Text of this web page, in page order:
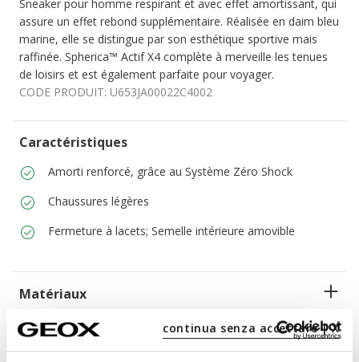
continua senza accettare | X
Sneaker pour homme respirant et avec effet amortissant, qui
assure un effet rebond supplémentaire. Réalisée en daim bleu
marine, elle se distingue par son esthétique sportive mais
raffinée. Spherica™ Actif X4 complète à merveille les tenues
de loisirs et est également parfaite pour voyager.
CODE PRODUIT: U653JA00022C4002
Caractéristiques
Amorti renforcé, grâce au Système Zéro Shock
Chaussures légères
Fermeture à lacets; Semelle intérieure amovible
Matériaux
Technologies